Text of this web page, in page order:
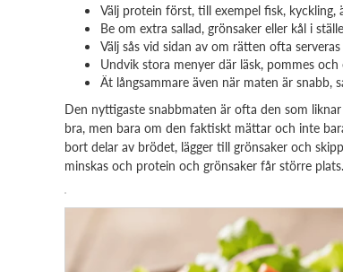
Välj protein först, till exempel fisk,
Be om extra sallad, grönsaker eller kål i
Välj sås vid sidan av om rätten ofta
Undvik stora menyer där läsk, pommes
Ät långsammare även när maten är snabb,
Den nyttigaste snabbmaten är ofta den som
bra, men bara om den faktiskt mättar och inte
bort delar av brödet, lägger till grönsaker och
minskas och protein och grönsaker får större plats.